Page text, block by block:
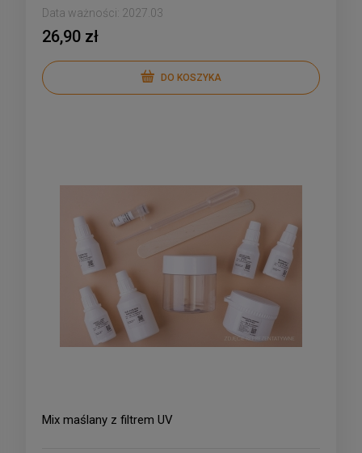
Data ważności: 2027.03
26,90 zł
DO KOSZYKA
Mix maślany z filtrem UV